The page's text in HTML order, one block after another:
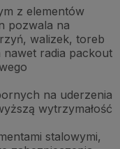
z elementów
pozwala na
walizek, toreb
radia packout
na uderzenia
wytrzymałość
stalowymi,